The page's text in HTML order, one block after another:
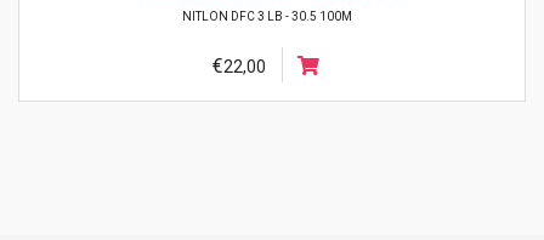
NITLON DFC 3 LB - 30.5 100M
€22,00